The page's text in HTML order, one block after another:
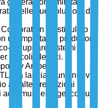
generazione mirata a
delle sue soluzioni di
ha stipulato
un importante produttore
sviluppare sistemi di
veicoli elettrici.
Amperex
ha lanciato una nuova
ad alte prestazioni
accumulo energetico su